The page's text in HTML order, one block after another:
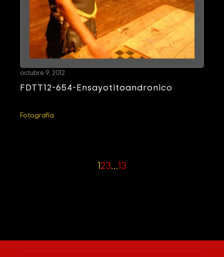
FDTT12-654-Ensayotitoandronico
octubre 9, 2012
Fotografía
123…13